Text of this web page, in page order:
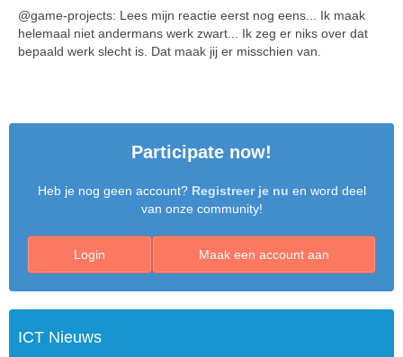
@game-projects: Lees mijn reactie eerst nog eens... Ik maak
helemaal niet andermans werk zwart... Ik zeg er niks over dat
bepaald werk slecht is. Dat maak jij er misschien van.
Participate now!
Heb je nog geen account? Registreer je nu en word deel
van onze community!
Maak een account aan
Login
ICT Nieuws